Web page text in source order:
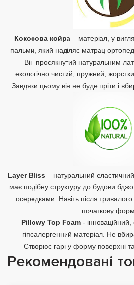
Кокосова койра– матеріал, у
пальми, який наділяє матрац
Він просякнутий натуральним
екологічно чистий, пружний,
Завдяки цьому він не буде пріти і
Layer Bliss – натуральний
має подібну структуру до будови
осередками. Навіть після
початкову
Pillowy Top Foam - інноваційний,
гіпоалергенний матеріал. Не
Створює гарну форму поверхні
Рекомендовані